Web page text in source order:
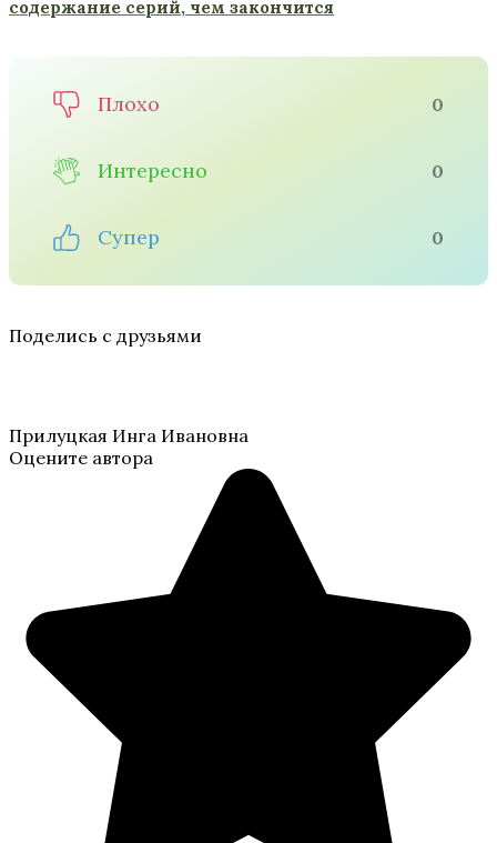
содержание серий, чем закончится
Плохо 0
Интересно 0
Супер 0
Поделись с друзьями
Прилуцкая Инга Ивановна
Оцените автора